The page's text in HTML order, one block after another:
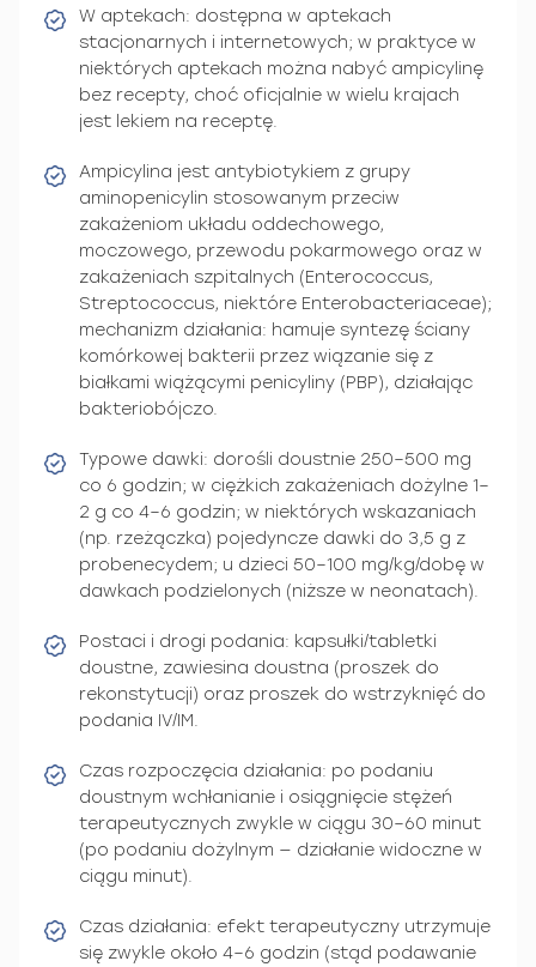
W aptekach: dostępna w aptekach
stacjonarnych i internetowych; w praktyce w
niektórych aptekach można nabyć ampicylinę
bez recepty, choć oficjalnie w wielu krajach
jest lekiem na receptę.
Ampicylina jest antybiotykiem z grupy
aminopenicylin stosowanym przeciw
zakażeniom układu oddechowego,
moczowego, przewodu pokarmowego oraz w
zakażeniach szpitalnych (Enterococcus,
Streptococcus, niektóre Enterobacteriaceae);
mechanizm działania: hamuje syntezę ściany
komórkowej bakterii przez wiązanie się z
białkami wiążącymi penicyliny (PBP), działając
bakteriobójczo.
Typowe dawki: dorośli doustnie 250–500 mg
co 6 godzin; w ciężkich zakażeniach dożylne 1–
2 g co 4–6 godzin; w niektórych wskazaniach
(np. rzeżączka) pojedyncze dawki do 3,5 g z
probenecydem; u dzieci 50–100 mg/kg/dobę w
dawkach podzielonych (niższe w neonatach).
Postaci i drogi podania: kapsułki/tabletki
doustne, zawiesina doustna (proszek do
rekonstytucji) oraz proszek do wstrzyknięć do
podania IV/IM.
Czas rozpoczęcia działania: po podaniu
doustnym wchłanianie i osiągnięcie stężeń
terapeutycznych zwykle w ciągu 30–60 minut
(po podaniu dożylnym — działanie widoczne w
ciągu minut).
Czas działania: efekt terapeutyczny utrzymuje
się zwykle około 4–6 godzin (stąd podawanie